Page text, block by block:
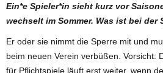
Ein*e Spieler*in sieht kurz vor
wechselt im Sommer. Was ist bei der
Er oder sie nimmt die Sperre mit und
beim neuen Verein verbüßen. Vorsicht:
für Pflichtspiele läuft erst weiter, wenn